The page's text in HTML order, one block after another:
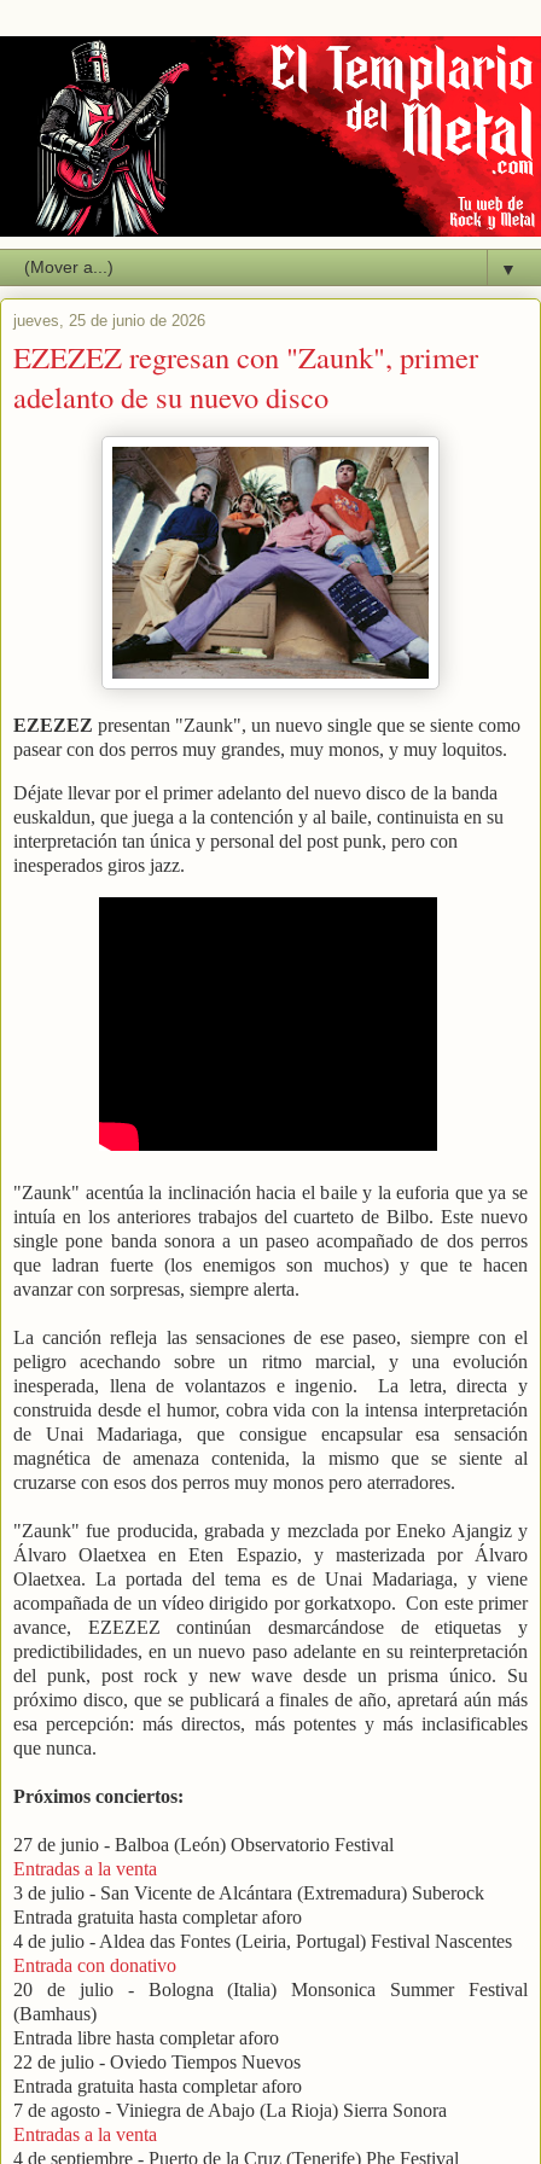
▼
jueves, 25 de junio de 2026
EZEZEZ regresan con "Zaunk", primer
adelanto de su nuevo disco
EZEZEZ presentan "Zaunk", un nuevo single que se siente como
pasear con dos perros muy grandes, muy monos, y muy loquitos.
Déjate llevar por el primer adelanto del nuevo disco de la banda
euskaldun, que juega a la contención y al baile, continuista en su
interpretación tan única y personal del post punk, pero con
inesperados giros jazz.
"Zaunk" acentúa la inclinación hacia el baile y la euforia que ya se
intuía en los anteriores trabajos del cuarteto de Bilbo. Este nuevo
single pone banda sonora a un paseo acompañado de dos perros
que ladran fuerte (los enemigos son muchos) y que te hacen
avanzar con sorpresas, siempre alerta.
La canción refleja las sensaciones de ese paseo, siempre con el
peligro acechando sobre un ritmo marcial, y una evolución
inesperada, llena de volantazos e ingenio. La letra, directa y
construida desde el humor, cobra vida con la intensa interpretación
de Unai Madariaga, que consigue encapsular esa sensación
magnética de amenaza contenida, la mismo que se siente al
cruzarse con esos dos perros muy monos pero aterradores.
"Zaunk" fue producida, grabada y mezclada por Eneko Ajangiz y
Álvaro Olaetxea en Eten Espazio, y masterizada por Álvaro
Olaetxea. La portada del tema es de Unai Madariaga, y viene
acompañada de un vídeo dirigido por gorkatxopo. Con este primer
avance, EZEZEZ continúan desmarcándose de etiquetas y
predictibilidades, en un nuevo paso adelante en su reinterpretación
del punk, post rock y new wave desde un prisma único. Su
próximo disco, que se publicará a finales de año, apretará aún más
esa percepción: más directos, más potentes y más inclasificables
que nunca.
Próximos conciertos:
27 de junio - Balboa (León) Observatorio Festival
Entradas a la venta
3 de julio - San Vicente de Alcántara (Extremadura) Suberock
Entrada gratuita hasta completar aforo
4 de julio - Aldea das Fontes (Leiria, Portugal) Festival Nascentes
Entrada con donativo
20 de julio - Bologna (Italia) Monsonica Summer Festival
(Bamhaus)
Entrada libre hasta completar aforo
22 de julio - Oviedo Tiempos Nuevos
Entrada gratuita hasta completar aforo
7 de agosto - Viniegra de Abajo (La Rioja) Sierra Sonora
Entradas a la venta
4 de septiembre - Puerto de la Cruz (Tenerife) Phe Festival